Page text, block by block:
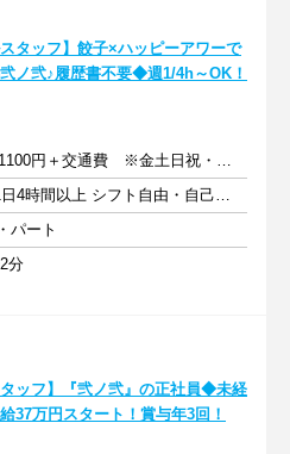
スタッフ】餃子×ハッピーアワーで
ノ弐♪履歴書不要◆週1/4h～OK！
時給1080～1100円＋交通費 ※金土日祝・祝前日は時給100円UP
週1日以上 1日4時間以上 シフト自由・自己申告
パート
分
タッフ】『弐ノ弐』の正社員◆未経
37万円スタート！賞与年3回！